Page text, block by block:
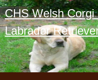
CHS Welsh
Labrador